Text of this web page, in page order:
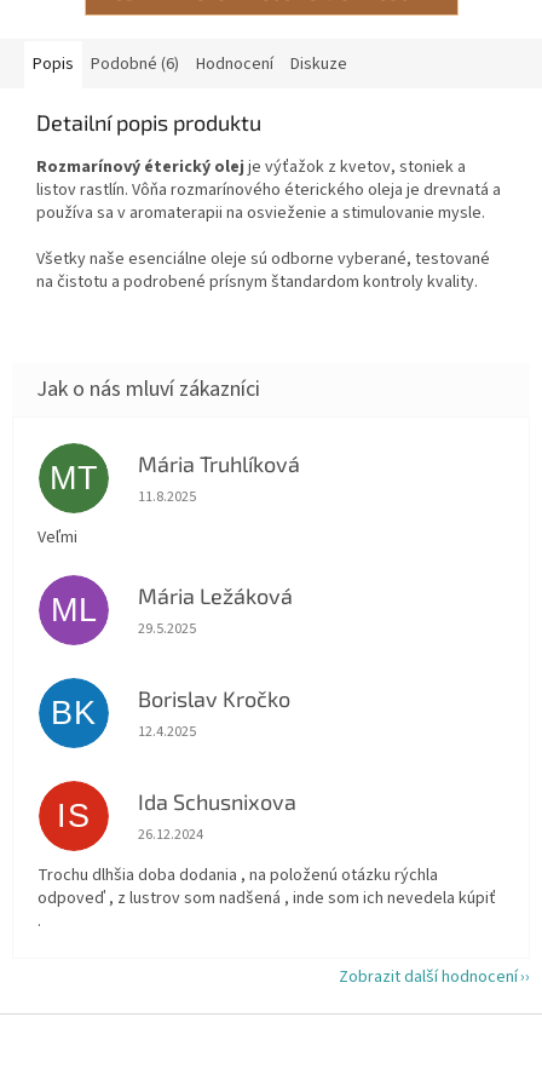
Popis Podobné (6) Hodnocení Diskuze
Detailní popis produktu
Rozmarínový éterický olej je výťažok z kvetov, stoniek a
listov rastlín. Vôňa rozmarínového éterického oleja je drevnatá a
používa sa v aromaterapii na osvieženie a stimulovanie mysle.
Všetky naše esenciálne oleje sú odborne vyberané, testované
na čistotu a podrobené prísnym štandardom kontroly kvality.
MT Mária Truhlíková
Hodnocení obchodu je 5 z 5 hvězdiček.
11.8.2025
Veľmi
ML Mária Ležáková
Hodnocení obchodu je 5 z 5 hvězdiček.
29.5.2025
BK Borislav Kročko
Hodnocení obchodu je 5 z 5 hvězdiček.
12.4.2025
IS Ida Schusnixova
Hodnocení obchodu je 5 z 5 hvězdiček.
26.12.2024
Trochu dlhšia doba dodania , na položenú otázku rýchla
odpoveď , z lustrov som nadšená , inde som ich nevedela kúpiť
.
Zobrazit další hodnocení